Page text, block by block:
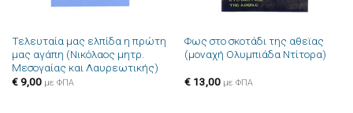
Τελευταία μας ελπίδα η πρώτη
μας αγάπη (Νικόλαος μητρ.
Μεσογαίας και Λαυρεωτικής)
€9,00 με ΦΠΑ
Φως στο σκοτάδι της αθεϊας
(μοναχή Ολυμπιάδα Ντίτορα)
€13,00 με ΦΠΑ